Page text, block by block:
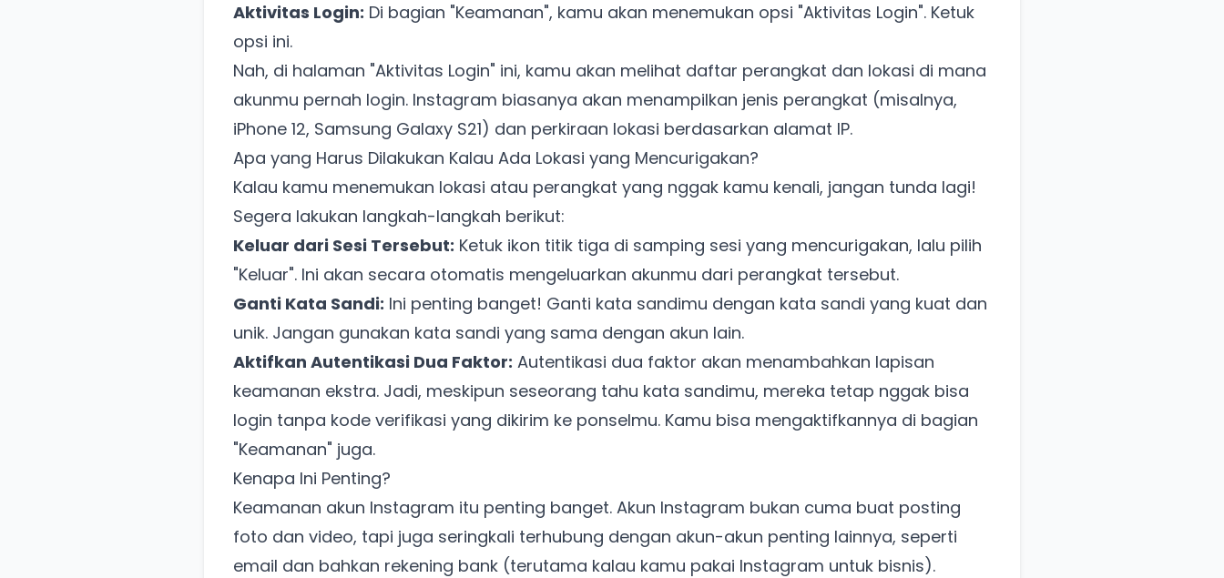
Aktivitas Login: Di bagian "Keamanan", kamu akan menemukan opsi "Aktivitas Login". Ketuk
opsi ini.
Nah, di halaman "Aktivitas Login" ini, kamu akan melihat daftar perangkat dan lokasi di mana
akunmu pernah login. Instagram biasanya akan menampilkan jenis perangkat (misalnya,
iPhone 12, Samsung Galaxy S21) dan perkiraan lokasi berdasarkan alamat IP.
Apa yang Harus Dilakukan Kalau Ada Lokasi yang Mencurigakan?
Kalau kamu menemukan lokasi atau perangkat yang nggak kamu kenali, jangan tunda lagi!
Segera lakukan langkah-langkah berikut:
Keluar dari Sesi Tersebut: Ketuk ikon titik tiga di samping sesi yang mencurigakan, lalu pilih
"Keluar". Ini akan secara otomatis mengeluarkan akunmu dari perangkat tersebut.
Ganti Kata Sandi: Ini penting banget! Ganti kata sandimu dengan kata sandi yang kuat dan
unik. Jangan gunakan kata sandi yang sama dengan akun lain.
Aktifkan Autentikasi Dua Faktor: Autentikasi dua faktor akan menambahkan lapisan
keamanan ekstra. Jadi, meskipun seseorang tahu kata sandimu, mereka tetap nggak bisa
login tanpa kode verifikasi yang dikirim ke ponselmu. Kamu bisa mengaktifkannya di bagian
"Keamanan" juga.
Kenapa Ini Penting?
Keamanan akun Instagram itu penting banget. Akun Instagram bukan cuma buat posting
foto dan video, tapi juga seringkali terhubung dengan akun-akun penting lainnya, seperti
email dan bahkan rekening bank (terutama kalau kamu pakai Instagram untuk bisnis).